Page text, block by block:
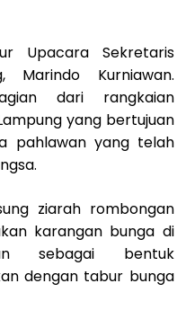
Upacara Sekretaris
Marindo Kurniawan.
dari rangkaian
yang bertujuan
pahlawan yang telah
ziarah rombongan
karangan bunga di
sebagai bentuk
dengan tabur bunga